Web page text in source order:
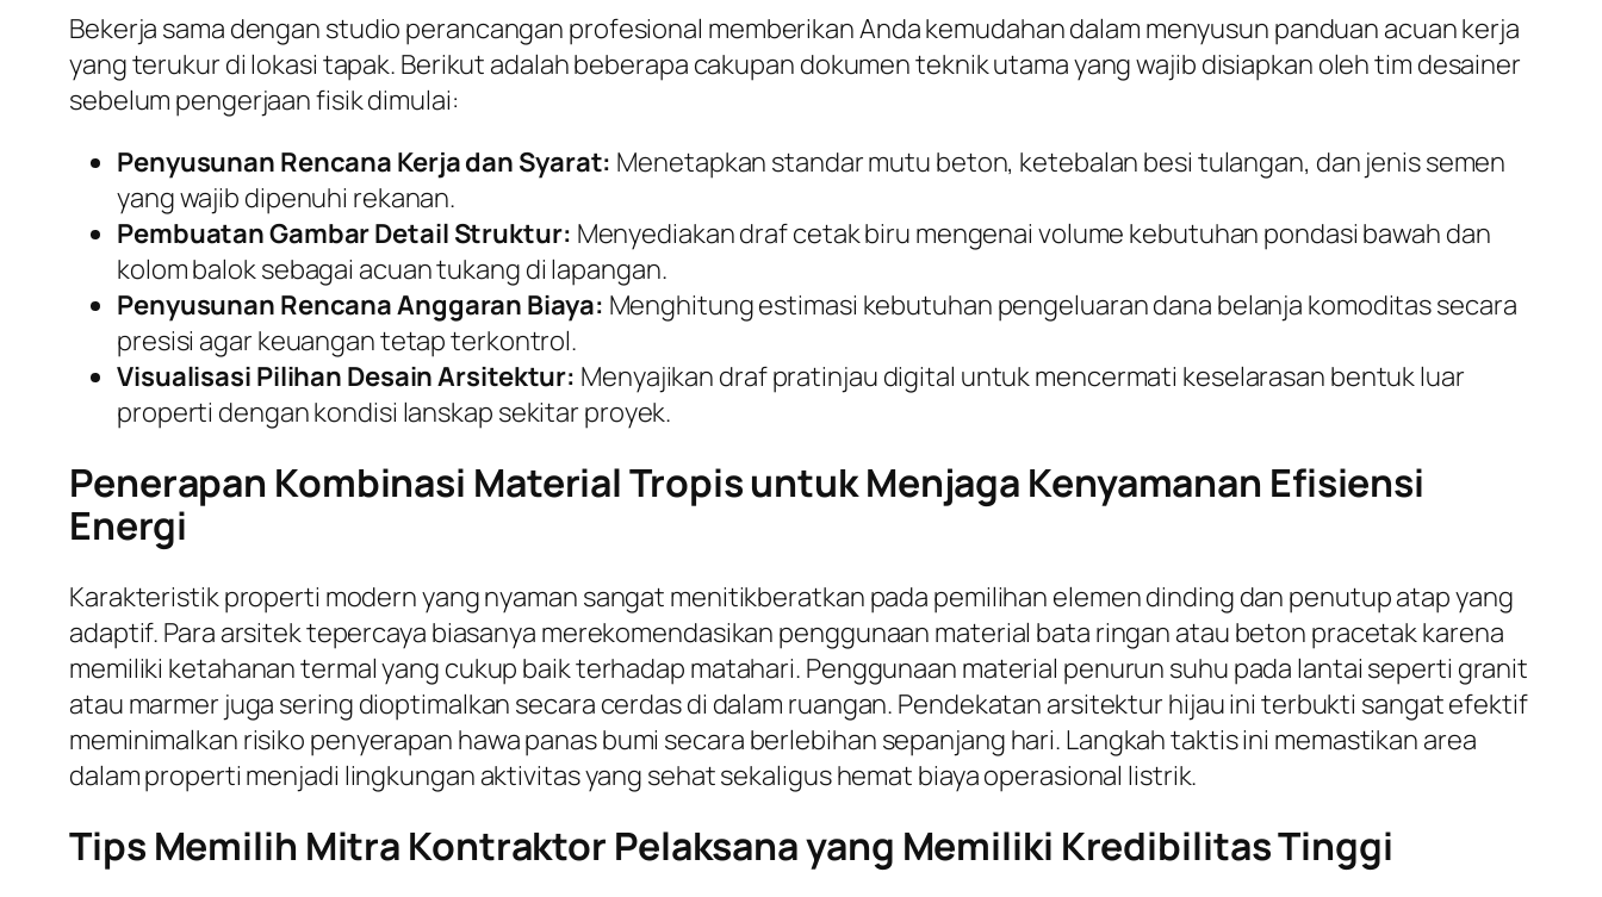
Bekerja sama dengan studio perancangan profesional memberikan Anda kemudahan dalam menyusun panduan acuan kerja
yang terukur di lokasi tapak. Berikut adalah beberapa cakupan dokumen teknik utama yang wajib disiapkan oleh tim desainer
sebelum pengerjaan fisik dimulai:
Penyusunan Rencana Kerja dan Syarat: Menetapkan standar mutu beton, ketebalan besi tulangan, dan jenis semen
yang wajib dipenuhi rekanan.
Pembuatan Gambar Detail Struktur: Menyediakan draf cetak biru mengenai volume kebutuhan pondasi bawah dan
kolom balok sebagai acuan tukang di lapangan.
Penyusunan Rencana Anggaran Biaya: Menghitung estimasi kebutuhan pengeluaran dana belanja komoditas secara
presisi agar keuangan tetap terkontrol.
Visualisasi Pilihan Desain Arsitektur: Menyajikan draf pratinjau digital untuk mencermati keselarasan bentuk luar
properti dengan kondisi lanskap sekitar proyek.
Penerapan Kombinasi Material Tropis untuk Menjaga Kenyamanan Efisiensi
Energi
Karakteristik properti modern yang nyaman sangat menitikberatkan pada pemilihan elemen dinding dan penutup atap yang
adaptif. Para arsitek tepercaya biasanya merekomendasikan penggunaan material bata ringan atau beton pracetak karena
memiliki ketahanan termal yang cukup baik terhadap matahari. Penggunaan material penurun suhu pada lantai seperti granit
atau marmer juga sering dioptimalkan secara cerdas di dalam ruangan. Pendekatan arsitektur hijau ini terbukti sangat efektif
meminimalkan risiko penyerapan hawa panas bumi secara berlebihan sepanjang hari. Langkah taktis ini memastikan area
dalam properti menjadi lingkungan aktivitas yang sehat sekaligus hemat biaya operasional listrik.
Tips Memilih Mitra Kontraktor Pelaksana yang Memiliki Kredibilitas Tinggi